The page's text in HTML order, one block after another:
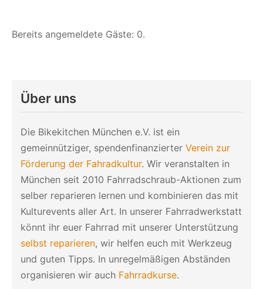
Bereits angemeldete Gäste: 0.
Über uns
Die Bikekitchen München e.V. ist ein
gemeinnütziger, spendenfinanzierter Verein zur
Förderung der Fahradkultur. Wir veranstalten in
München seit 2010 Fahrradschraub-Aktionen zum
selber reparieren lernen und kombinieren das mit
Kulturevents aller Art. In unserer Fahrradwerkstatt
könnt ihr euer Fahrrad mit unserer Unterstützung
selbst reparieren, wir helfen euch mit Werkzeug
und guten Tipps. In unregelmäßigen Abständen
organisieren wir auch Fahrradkurse.